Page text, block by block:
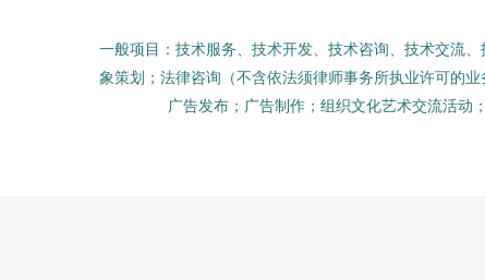
一般项目：技术服务、技术开发、技术咨询、技术交流
象策划；法律咨询（不含依法须律师事务所执业许可的
广告发布；广告制作；组织文化艺术交流活动